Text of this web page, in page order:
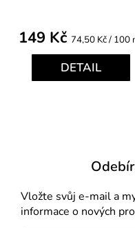
149 Kč Měrná
74,50 Kč / 100
DETAIL
Vložte svůj e-mail a
informace o nových